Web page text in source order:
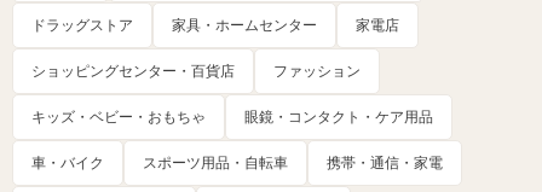
ドラッグストア 家具・ホームセンター 家電店
ショッピングセンター・百貨店 ファッション
キッズ・ベビー・おもちゃ 眼鏡・コンタクト・ケア用品
車・バイク スポーツ用品・自転車 携帯・通信・家電